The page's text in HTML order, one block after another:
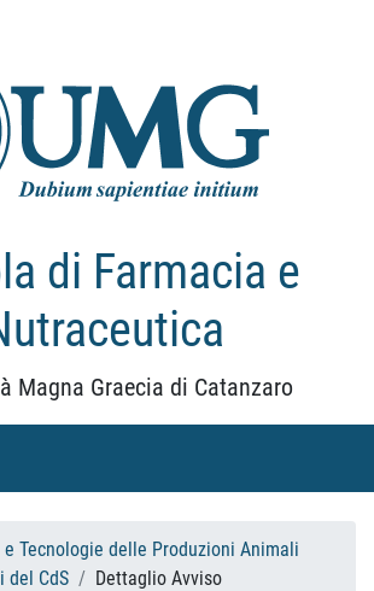
di Farmacia e
Magna Graecia di Catanzaro
e Tecnologie delle Produzioni Animali
del CdS
Dettaglio Avviso